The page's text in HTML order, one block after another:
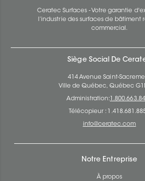
Ceratec Surfaces - Votre garantie
l’industrie des surfaces de bâtiment
commercial.
Siège Social De
414 Avenue Saint-
Ville de Québec, Québec
Administration:
Télécopieur :
info@ceratec.com
Notre Entreprise
À propos